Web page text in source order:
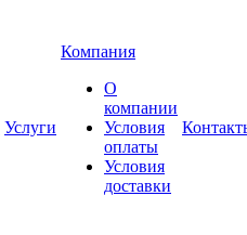
Услуги
Компания
О
компании
Условия
оплаты
Условия
доставки